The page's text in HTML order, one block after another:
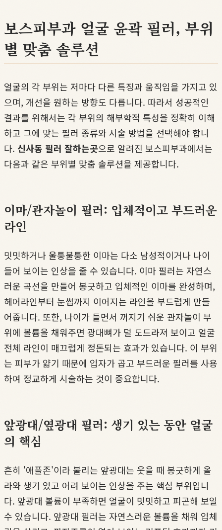
보스피부과 얼굴 윤곽 필러, 부위
별 맞춤 솔루션
얼굴의 각 부위는 저마다 다른 특징과 움직임을 가지고 있
으며, 개선을 원하는 방향도 다릅니다. 따라서 성공적인
결과를 위해서는 각 부위의 해부학적 특성을 정확히 이해
하고 그에 맞는 필러 종류와 시술 방법을 선택해야 합니
다. 신사동 필러 잘하는곳으로 알려진 보스피부과에서는
다음과 같은 부위별 맞춤 솔루션을 제공합니다.
이마/관자놀이 필러: 입체적이고 부드러운
라인
밋밋하거나 울퉁불퉁한 이마는 다소 남성적이거나 나이
들어 보이는 인상을 줄 수 있습니다. 이마 필러는 자연스
러운 곡선을 만들어 봉긋하고 입체적인 이마를 완성하며,
헤어라인부터 눈썹까지 이어지는 라인을 부드럽게 만들
어줍니다. 또한, 나이가 들면서 꺼지기 쉬운 관자놀이 부
위에 볼륨을 채워주면 광대뼈가 덜 도드라져 보이고 얼굴
전체 라인이 매끄럽게 정돈되는 효과가 있습니다. 이 부위
는 피부가 얇기 때문에 입자가 곱고 부드러운 필러를 사용
하여 정교하게 시술하는 것이 중요합니다.
앞광대/옆광대 필러: 생기 있는 동안 얼굴
의 핵심
흔히 '애플존'이라 불리는 앞광대는 웃을 때 봉긋하게 올
라와 생기 있고 어려 보이는 인상을 주는 핵심 부위입니
다. 앞광대 볼륨이 부족하면 얼굴이 밋밋하고 피곤해 보일
수 있습니다. 앞광대 필러는 자연스러운 볼륨을 채워 입체